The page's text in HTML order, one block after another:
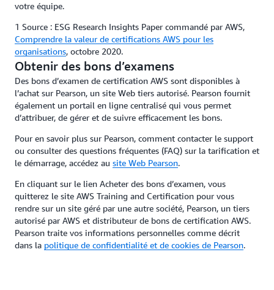
votre équipe.
1 Source : ESG Research Insights Paper commandé par AWS,
Comprendre la valeur de certifications AWS pour les
organisations, octobre 2020.
Obtenir des bons d’examens
Des bons d’examen de certification AWS sont disponibles à
l’achat sur Pearson, un site Web tiers autorisé. Pearson fournit
également un portail en ligne centralisé qui vous permet
d’attribuer, de gérer et de suivre efficacement les bons.
Pour en savoir plus sur Pearson, comment contacter le support
ou consulter des questions fréquentes (FAQ) sur la tarification et
le démarrage, accédez au site Web Pearson.
En cliquant sur le lien Acheter des bons d’examen, vous
quitterez le site AWS Training and Certification pour vous
rendre sur un site géré par une autre société, Pearson, un tiers
autorisé par AWS et distributeur de bons de certification AWS.
Pearson traite vos informations personnelles comme décrit
dans la politique de confidentialité et de cookies de Pearson.